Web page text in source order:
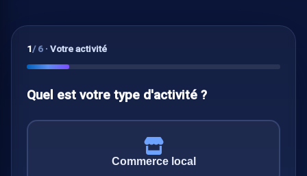
1/ 6 · Votre activité
Quel est votre type d'activité ?
Commerce local